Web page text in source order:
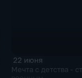
22 июня
Мечта с детства -